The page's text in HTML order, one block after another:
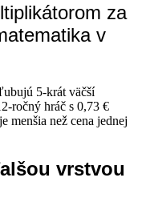
za
v
5‑krát väčší
hráč s 0,73 €
menšia než cena jednej
vrstvou